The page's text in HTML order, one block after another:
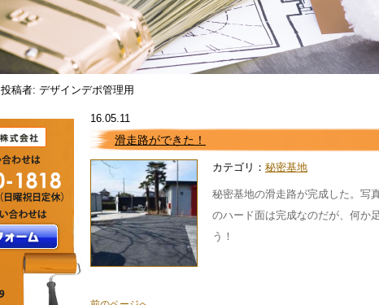
投稿者: デザインデポ管理用
16.05.11
滑走路ができた！
カテゴリ： 秘密基地
秘密基地の滑走路が完成した。写
のハード面は完成なのだが、何か
う！